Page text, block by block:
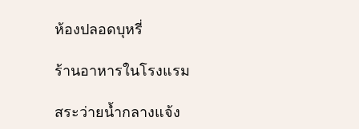
ห้องปลอดบุหรี่
ร้านอาหารในโรงแรม
สระว่ายน้ำกลางแจ้ง